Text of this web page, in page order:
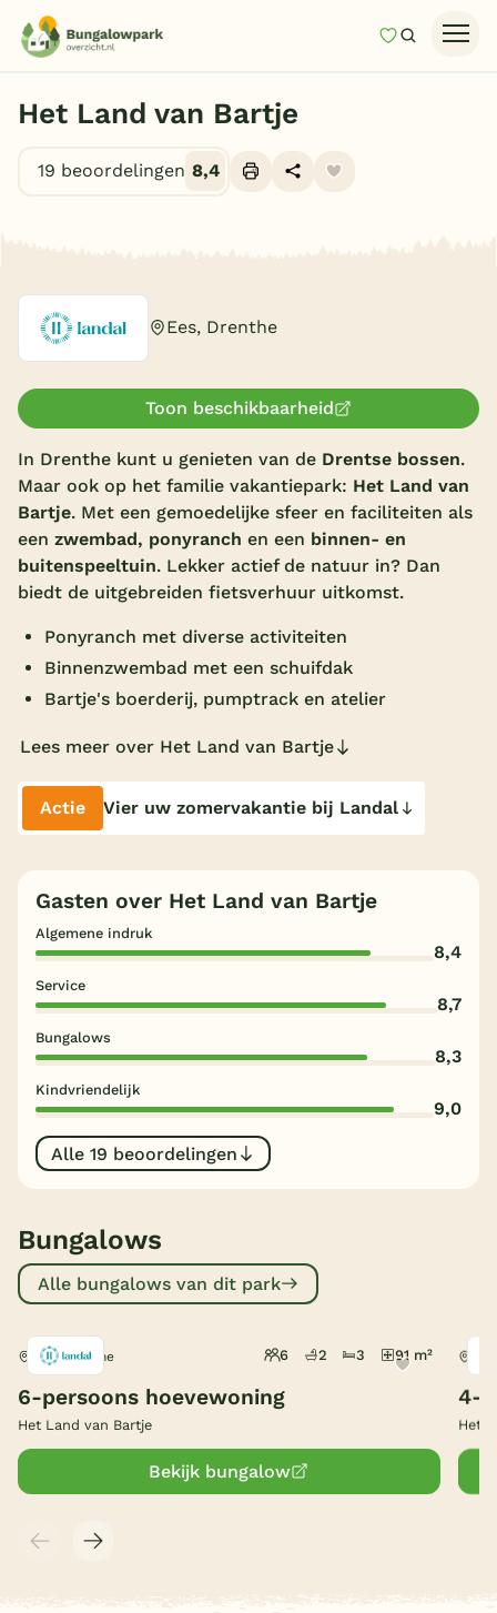
MijnZoeken
Last minutes
Top 12 aanbiedingen
Vakantiepark keuzehulp
Vakantieparken
Subtropisch zwembad
Overdekt zwembad
Wildwaterbaan
Alle populaire faciliteiten
Keuzehulp
Texel
Limburg
Onze e-boeken
Het Land van Bartje
19 beoordelingen 8,4
Ees, Drenthe
Toon beschikbaarheid
In Drenthe kunt u genieten van de Drentse bossen.
Maar ook op het familie vakantiepark: Het Land van
Bartje. Met een gemoedelijke sfeer en faciliteiten als
een zwembad, ponyranch en een binnen- en
buitenspeeltuin. Lekker actief de natuur in? Dan
biedt de uitgebreiden fietsverhuur uitkomst.
Ponyranch met diverse activiteiten
Binnenzwembad met een schuifdak
Bartje's boerderij, pumptrack en atelier
Lees meer over Het Land van Bartje
Actie Vier uw zomervakantie bij Landal
Gasten over Het Land van Bartje
Algemene indruk
8,4
Service
8,7
Bungalows
8,3
Kindvriendelijk
9,0
Alle 19 beoordelingen
Bungalows
Alle bungalows van dit park
Ees, Drenthe 6 2 3 91 m²
6-persoons hoevewoning
Het Land van Bartje
Bekijk bungalow
4-
Het